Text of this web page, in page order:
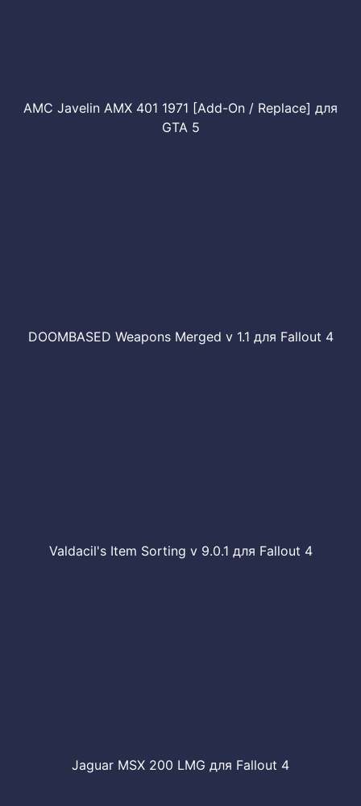
AMC Javelin AMX 401 1971 [Add-On / Replace] для
GTA 5
DOOMBASED Weapons Merged v 1.1 для Fallout 4
Valdacil's Item Sorting v 9.0.1 для Fallout 4
Jaguar MSX 200 LMG для Fallout 4